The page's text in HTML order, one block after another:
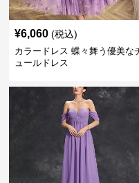
¥6,060 (税込)
カラードレス 蝶々舞う優美なチ
ュールドレス